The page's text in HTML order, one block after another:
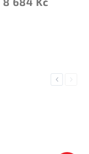
PreviousNext